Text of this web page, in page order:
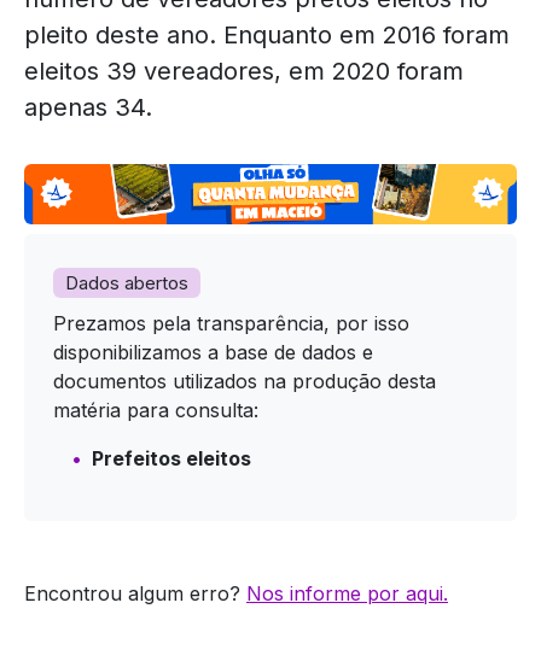
pleito deste ano. Enquanto em 2016 foram
eleitos 39 vereadores, em 2020 foram
apenas 34.
Dados abertos
Prezamos pela transparência, por isso
disponibilizamos a base de dados e
documentos utilizados na produção desta
matéria para consulta:
Prefeitos eleitos
Encontrou algum erro? Nos informe por aqui.